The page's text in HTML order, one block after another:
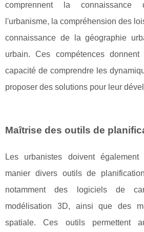
comprennent la
l'urbanisme, la compréhension des
connaissance de la géographie
urbain. Ces compétences
capacité de comprendre les
proposer des solutions pour leur
Maîtrise des outils de
Les urbanistes doivent
manier divers outils de
notamment des logiciels de
modélisation 3D, ainsi que des
spatiale. Ces outils permettent